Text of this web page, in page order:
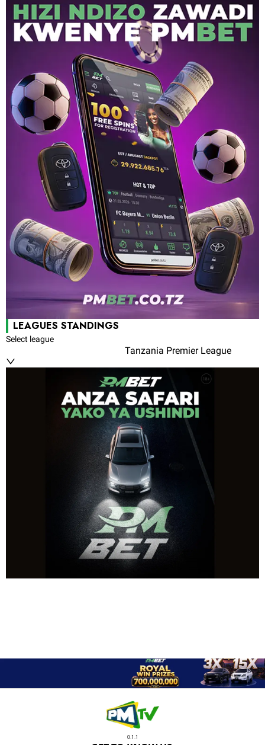
LEAGUES STANDINGS
Select league
Tanzania Premier League
0.1.1